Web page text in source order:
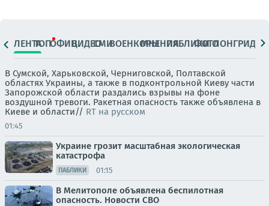
ЛЕНТАТОПОФИЦ.ВИДЕОСМИВОЕНКОРЫМНЕНИЯПАБЛИКИ
ФОТОЛОНГРИДЫ
В Сумской, Харьковской, Черниговской, Полтавской
областях Украины, а также в подконтрольной Киеву части
Запорожской области раздались взрывы на фоне
воздушной тревоги. Ракетная опасность также объявлена в
Киеве и области// RT на русском
01:45
Украине грозит масштабная экологическая
катастрофа
ПАБЛИКИ 01:15
В Мелитополе объявлена беспилотная
опасность. Новости СВО